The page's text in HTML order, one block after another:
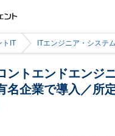
トIT ITエンジニア・システ
ントエンドエンジ
名企業で導入／所